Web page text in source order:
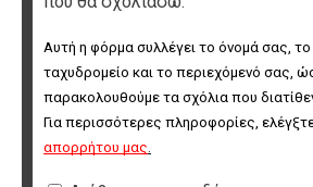
Αυτή η φόρμα συλλέγει το όνομά σας, το
ταχυδρομείο και το περιεχόμενό σας,
παρακολουθούμε τα σχόλια που
Για περισσότερες πληροφορίες,
απορρήτου μας